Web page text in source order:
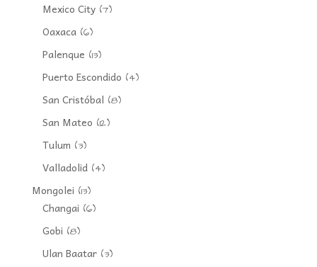
Mexico City(7)
Oaxaca(6)
Palenque (13)
Puerto Escondido (4)
San Cristóbal (8)
San Mateo (12)
Tulum (3)
Valladolid(4)
Mongolei (13)
Changai (6)
Gobi (8)
Ulan Baatar(3)